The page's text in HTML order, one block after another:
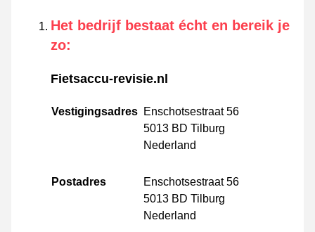
Het bedrijf bestaat écht en bereik je
zo:
Fietsaccu-revisie.nl
Vestigingsadres Enschotsestraat 56
5013 BD Tilburg
Nederland
Postadres
Enschotsestraat 56
5013 BD Tilburg
Nederland